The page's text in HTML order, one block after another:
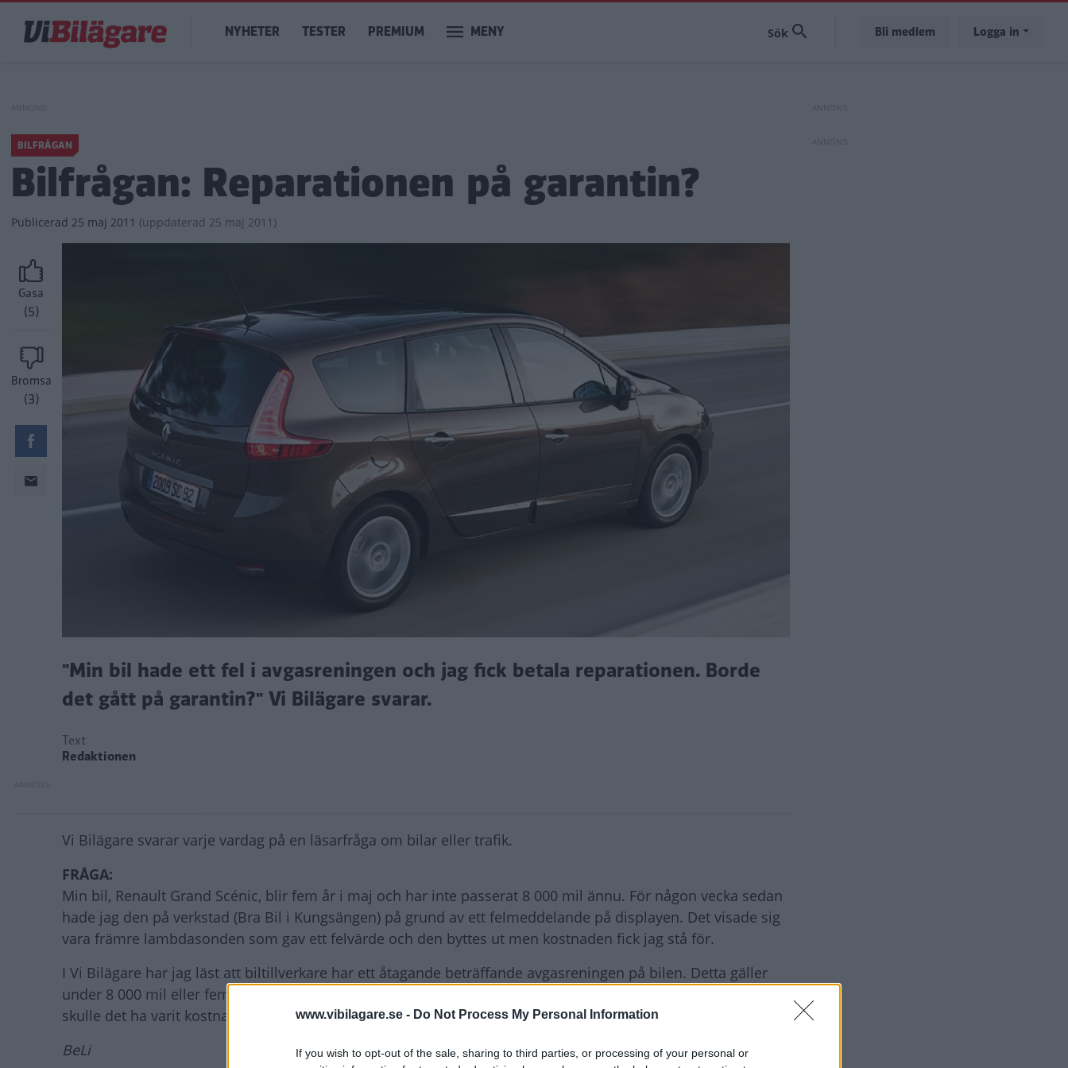
www.vibilagare.se - Do Not Process My Personal Information
If you wish to opt-out of the sale, sharing to third parties, or processing of your personal or
huvudinnehåll
Main
navigation
NYHETER TESTER PREMIUM MENY Bli medlem Logga in
BILFRÅGAN
Bilfrågan: Reparationen på garantin?
Publicerad 25 maj 2011 (uppdaterad 25 maj 2011)
Gasa
(5)
Bromsa
(3)
"Min bil hade ett fel i avgasreningen och jag fick betala reparationen. Borde
det gått på garantin?" Vi Bilägare svarar.
Text
Redaktionen
Vi Bilägare svarar varje vardag på en läsarfråga om bilar eller trafik.
FRÅGA:
Min bil, Renault Grand Scénic, blir fem år i maj och har inte passerat 8 000 mil ännu. För någon vecka sedan
hade jag den på verkstad (Bra Bil i Kungsängen) på grund av ett felmeddelande på displayen. Det visade sig
vara främre lambdasonden som gav ett felvärde och den byttes ut men kostnaden fick jag stå för.
I Vi Bilägare har jag läst att biltillverkare har ett åtagande beträffande avgasreningen på bilen. Detta gäller
under 8 000 mil eller fem år. Frågan jag har är ifall det bytet ryms inom lagkravet för avgasrening och i så fall
skulle det ha varit kostnadsfritt för min del?
BeLi